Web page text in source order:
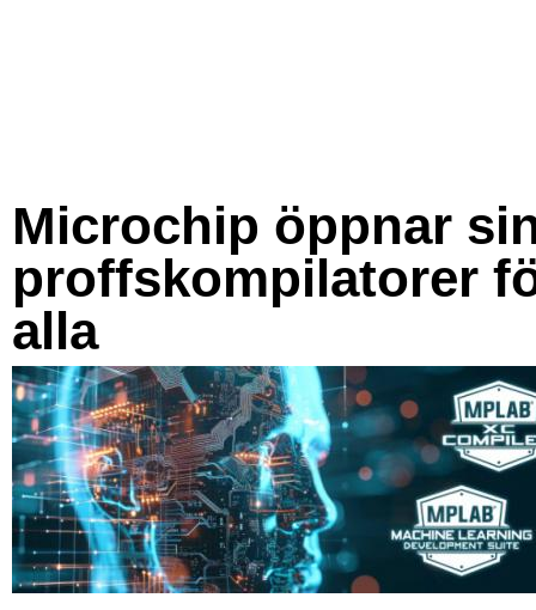
Microchip öppnar
proffskompilatorer
alla